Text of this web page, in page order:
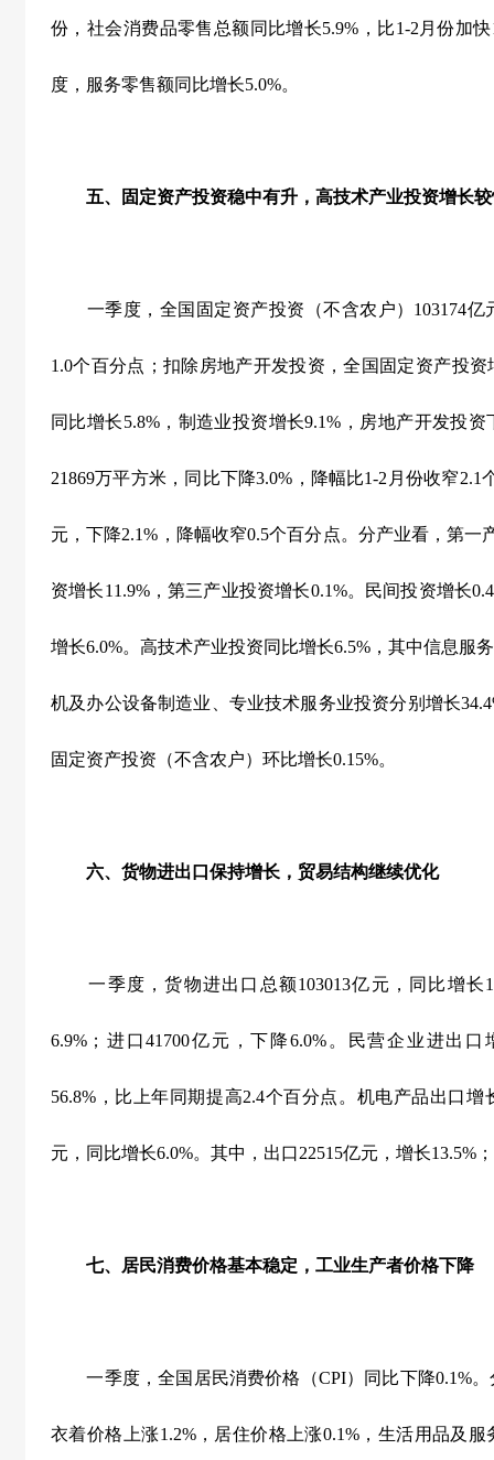
份，社会消费品零售总额同比增长5.9% ，比1-2 月份加快
度，服务零售额同比增长5.0%。
五、固定资产投资稳中有升，高技术产业投资增长较
一季度，全国固定资产投资（不含农户） 103174亿
1.0个百分点；扣除房地产开发投资，全国固定资产投资
同比增长5.8%，制造业投资增长9.1% ，房地产开发投资
21869万平方米，同比下降3.0% ，降幅比1-2 月份收窄2.1
元，下降2.1% ，降幅收窄0.5个百分点。分产业看，第一
资增长11.9%，第三产业投资增长0.1%。民间投资增长
增长6.0%。高技术产业投资同比增长6.5% ，其中信息服
机及办公设备制造业、专业技术服务业投资分别增长
固定资产投资（不含农户）环比增长0.15%。
六、货物进出口保持增长，贸易结构继续优化
一季度，货物进出口总额103013亿元，同比增长
6.9% ；进口41700亿元，下降6.0%。民营企业进出口
56.8% ，比上年同期提高2.4个百分点。机电产品出口增
元，同比增长6.0%。其中，出口22515亿元，增长13.5%
七、居民消费价格基本稳定，工业生产者价格下降
一季度，全国居民消费价格（CPI）同比下降0.1%。
衣着价格上涨1.2%，居住价格上涨0.1%，生活用品及服